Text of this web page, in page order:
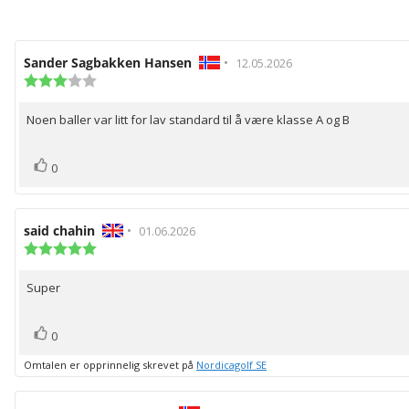
Forfatter:
Sander Sagbakken Hansen • Omtaledato:
12.05.2026
5
Omtaletekst:
Noen baller var litt for lav standard til å være klasse A og B
Liker
0
Forfatter:
said chahin • Omtaledato:
01.06.2026
Omtaletekst:
Super
Liker
0
Omtalen er opprinnelig skrevet på Nordicagolf SE